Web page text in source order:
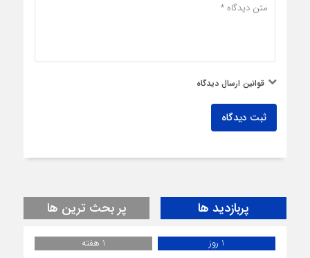
قوانین ارسال دیدگاه
ثبت دیدگاه
پربازدید ها پر بحث ترین ها
1 روز
1 هفته